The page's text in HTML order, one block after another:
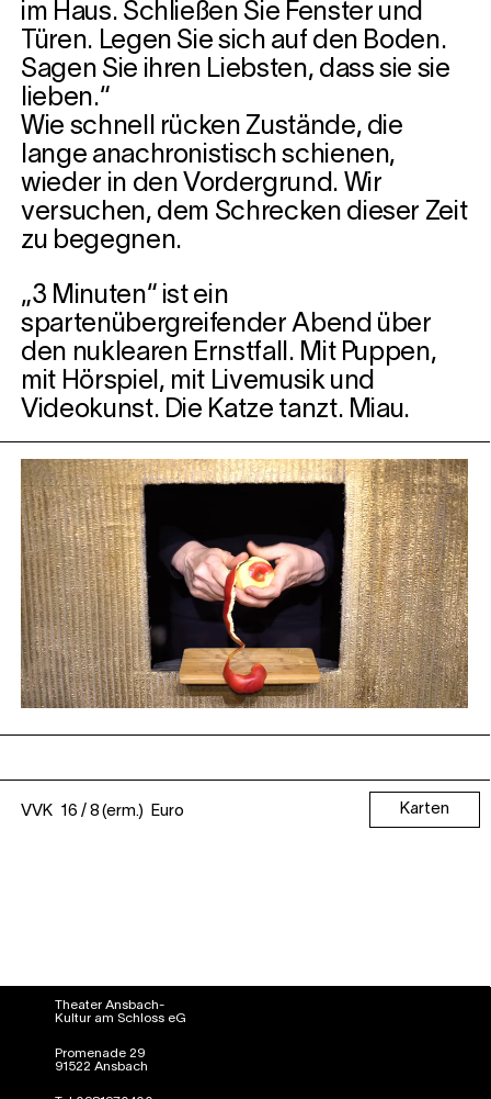
im Haus. Schließen Sie Fenster und
Türen. Legen Sie sich auf den Boden.
Sagen Sie ihren Liebsten, dass sie sie
lieben.“
Wie schnell rücken Zustände, die
lange anachronistisch schienen,
wieder in den Vordergrund. Wir
versuchen, dem Schrecken dieser Zeit
zu begegnen.
„3 Minuten“ ist ein
spartenübergreifender Abend über
den nuklearen Ernstfall. Mit Puppen,
mit Hörspiel, mit Livemusik und
Videokunst. Die Katze tanzt. Miau.
VVK 16 / 8 (erm.) Euro Karten
Theater Ansbach-
Kultur am Schloss eG
Promenade 29
91522 Ansbach